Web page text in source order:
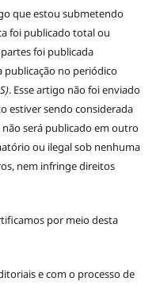
que estou submetendo
foi publicado total ou
foi publicada
publicação no periódico
. Esse artigo não foi enviado
estiver sendo considerada
não será publicado em outro
ou ilegal sob nenhuma
nem infringe direitos
por meio desta
e com o processo de